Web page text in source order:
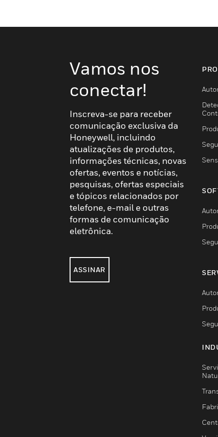
Vamos nos
conectar!
Inscreva-se para receber
comunicação exclusiva da
Honeywell, incluindo
atualizações de produtos,
informações técnicas, novas
ofertas, eventos e notícias,
pesquisas, ofertas especiais
e tópicos relacionados por
telefone, e-mail e outras
formas de comunicação
eletrônica.
ASSINAR